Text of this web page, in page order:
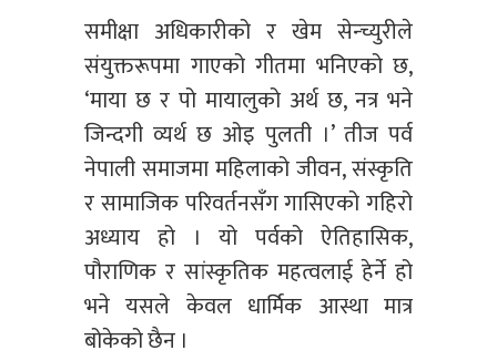
समीक्षा अधिकारीको र खेम सेन्च्युरीले
संयुक्तरूपमा गाएको गीतमा भनिएको छ,
‘माया छ र पो मायालुको अर्थ छ, नत्र भने
जिन्दगी व्यर्थ छ ओइ पुलती ।’ तीज पर्व
नेपाली समाजमा महिलाको जीवन, संस्कृति
र सामाजिक परिवर्तनसँग गासिएको गहिरो
अध्याय हो । यो पर्वको ऐतिहासिक,
पौराणिक र सांस्कृतिक महत्वलाई हेर्ने हो
भने यसले केवल धार्मिक आस्था मात्र
बोकेको छैन ।